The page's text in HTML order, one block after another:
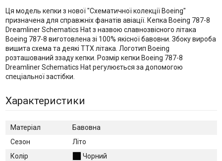
Ця модель кепки з нової "Схематичної колекції Boeing"
призначена для справжніх фанатів авіації. Кепка Boeing 787-8
Dreamliner Schematics Hat з назвою славнозвісного літака
Boeing 787-8 виготовлена зі 100% якісної бавовни. Збоку вироба
вишита схема та деякі ТТХ літака. Логотип Boeing
розташований ззаду кепки. Розмір кепки Boeing 787-8
Dreamliner Schematics Hat регулюється за допомогою
спеціальної застібки.
Характеристики
Матеріал
Бавовна
Сезон
Літо
Колір
Чорний